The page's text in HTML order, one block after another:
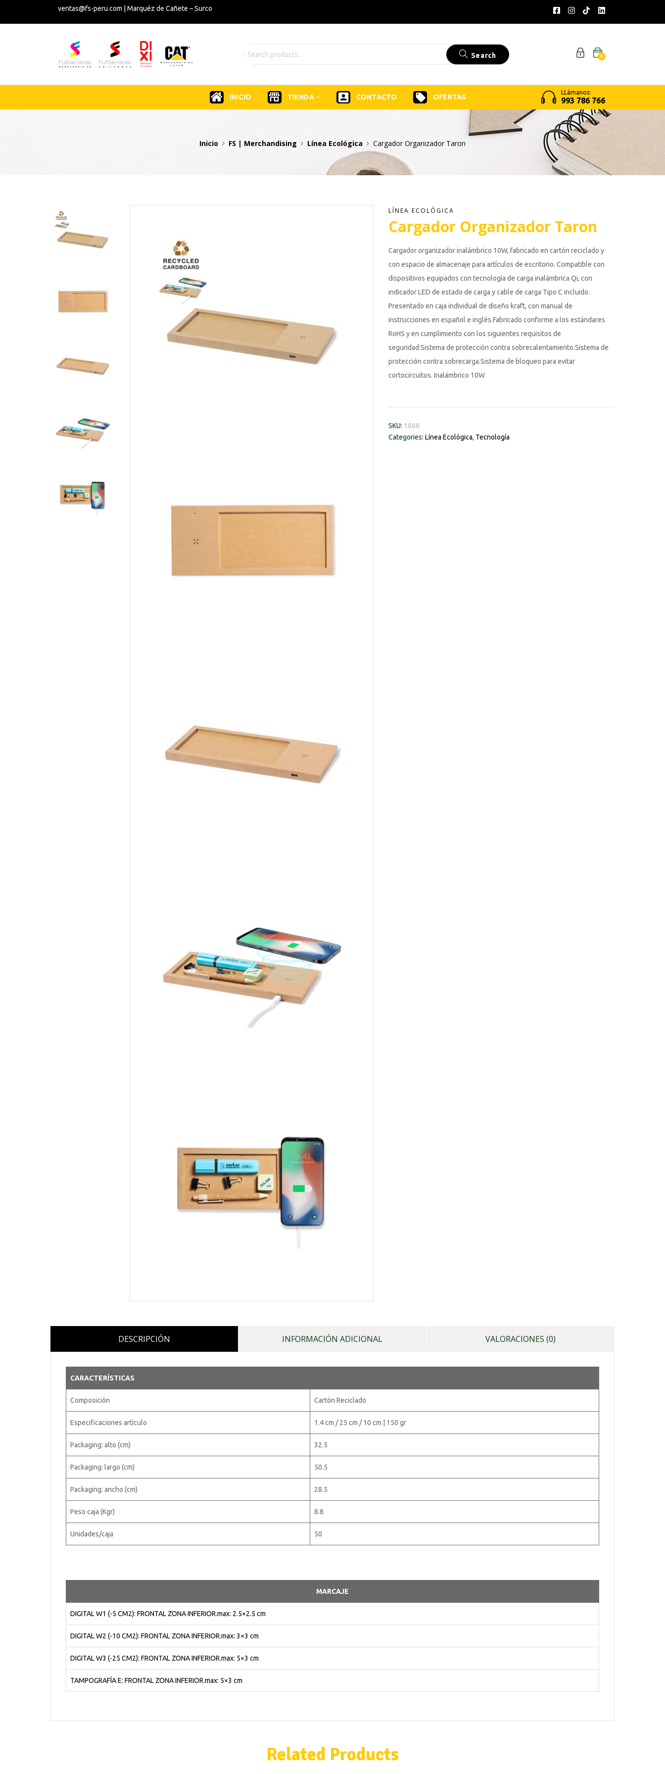
ventas@fs-peru.com | Marquéz de Cañete – Surco
Search 0
INICIO TIENDA CONTACTO OFERTAS
LLámanos:
993 786 766
Inicio FS | Merchandising Línea Ecológica Cargador Organizador Taron
LÍNEA ECOLÓGICA
Cargador Organizador Taron
Cargador organizador inalámbrico 10W, fabricado en cartón reciclado y
con espacio de almacenaje para artículos de escritorio. Compatible con
dispositivos equipados con tecnología de carga inalámbrica Qi, con
indicador LED de estado de carga y cable de carga Tipo C incluido.
Presentado en caja individual de diseño kraft, con manual de
instrucciones en español e inglés.Fabricado conforme a los estándares
RoHS y en cumplimiento con los siguientes requisitos de
seguridad:Sistema de protección contra sobrecalentamiento.Sistema de
protección contra sobrecarga.Sistema de bloqueo para evitar
cortocircuitos. Inalámbrico 10W
SKU: 1868
Categories: Línea Ecológica, Tecnología
DESCRIPCIÓN INFORMACIÓN ADICIONAL VALORACIONES (0)
CARACTERÍSTICAS
Composición Cartón Reciclado
Especificaciones artículo 1.4 cm / 25 cm / 10 cm | 150 gr
Packaging: alto (cm) 32.5
Packaging: largo (cm) 50.5
Packaging: ancho (cm) 28.5
Peso caja (Kgr) 8.8
Unidades/caja 50
MARCAJE
DIGITAL W1 (-5 CM2): FRONTAL ZONA INFERIOR.max: 2.5×2.5 cm
DIGITAL W2 (-10 CM2): FRONTAL ZONA INFERIOR.max: 3×3 cm
DIGITAL W3 (-25 CM2): FRONTAL ZONA INFERIOR.max: 5×3 cm
TAMPOGRAFÍA E: FRONTAL ZONA INFERIOR.max: 5×3 cm
Related Products